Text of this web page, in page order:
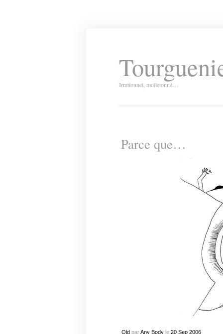
Irrationnel, molletonné…
Parce que…
OldparAny Bodyle 20 Sep 2006